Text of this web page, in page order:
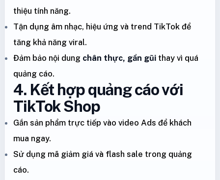
thiệu tính năng.
Tận dụng âm nhạc, hiệu ứng và trend TikTok để
tăng khả năng viral.
Đảm bảo nội dung chân thực, gần gũi thay vì quá
quảng cáo.
4. Kết hợp quảng cáo với
TikTok Shop
Gắn sản phẩm trực tiếp vào video Ads để khách
mua ngay.
Sử dụng mã giảm giá và flash sale trong quảng
cáo.